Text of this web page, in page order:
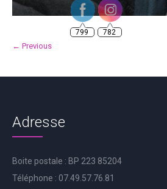
← Previous
Adresse
Boite postale : BP 223 85204
Téléphone : 07.49.57.76.81
799 782